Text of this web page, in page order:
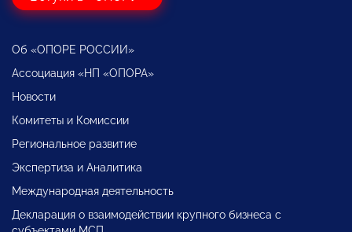
Об «ОПОРЕ РОССИИ»
Ассоциация «НП «ОПОРА»
Новости
Комитеты и Комиссии
Региональное развитие
Экспертиза и Аналитика
Международная деятельность
Декларация о взаимодействии крупного бизнеса с